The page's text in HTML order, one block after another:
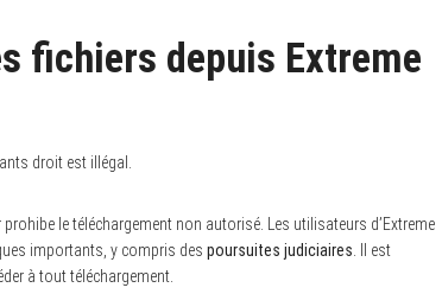
fichiers depuis Extreme
droit est illégal.
le téléchargement non autorisé. Les utilisateurs d’Extreme
importants, y compris des poursuites judiciaires . Il est
à tout téléchargement.